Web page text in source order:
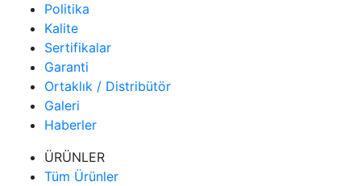
Politika
Kalite
Sertifikalar
Garanti
Ortaklık / Distribütör
Galeri
Haberler
ÜRÜNLER
Tüm Ürünler